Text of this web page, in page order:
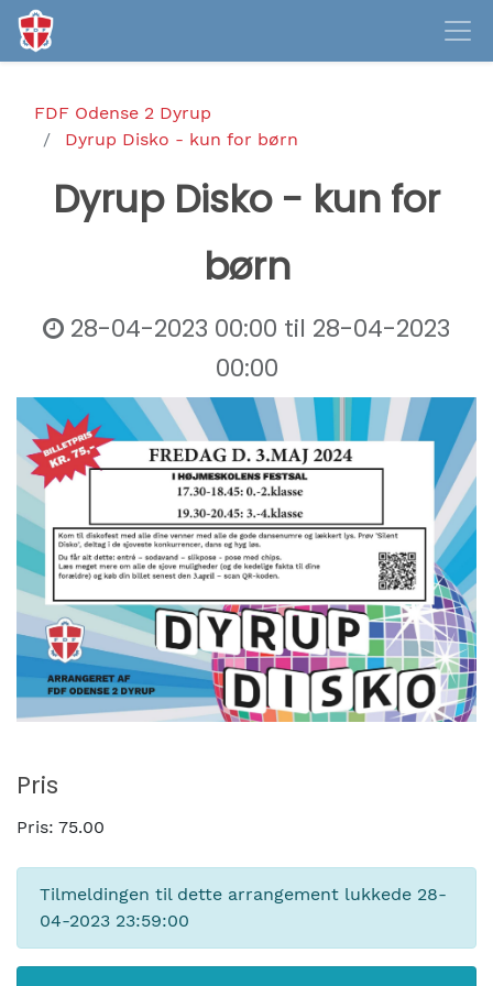
FDF Odense 2 Dyrup
Dyrup Disko - kun for børn
Dyrup Disko - kun for
børn
28-04-2023 00:00 til 28-04-2023
00:00
Pris
Pris: 75.00
Tilmeldingen til dette arrangement lukkede 28-
04-2023 23:59:00